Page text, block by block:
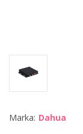
Marka: Dahua